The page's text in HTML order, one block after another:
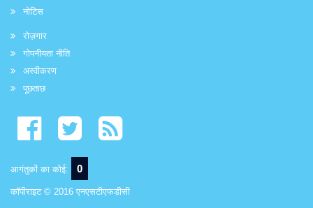
नोटिस
रोज़गार
गोपनीयता नीति
अस्वीकरण
पूछताछ
आगंतुकों का कोई: 0
कॉपीराइट © 2016 एनएसटीएफडीसी